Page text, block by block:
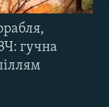
гучна